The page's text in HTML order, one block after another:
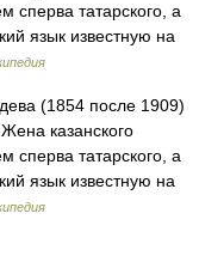
сперва татарского, а
язык известную на
(1854 после 1909)
казанского
сперва татарского, а
язык известную на